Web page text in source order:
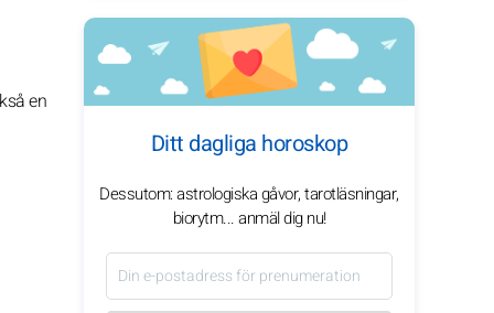
en
Ditt dagliga horoskop
Dessutom: astrologiska gåvor, tarotläsningar,
biorytm... anmäl dig nu!